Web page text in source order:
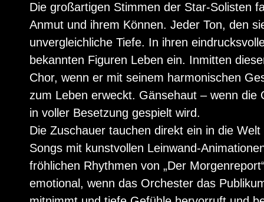
Die großartigen Stimmen der Star-Solisten
Anmut und ihrem Können. Jeder Ton, den
unvergleichliche Tiefe. In ihren
bekannten Figuren Leben ein. Inmitten
Chor, wenn er mit seinem harmonischen
zum Leben erweckt. Gänsehaut – wenn
in voller Besetzung gespielt wird.
Die Zuschauer tauchen direkt ein in die
Songs mit kunstvollen Leinwand-
fröhlichen Rhythmen von „Der
emotional, wenn das Orchester das